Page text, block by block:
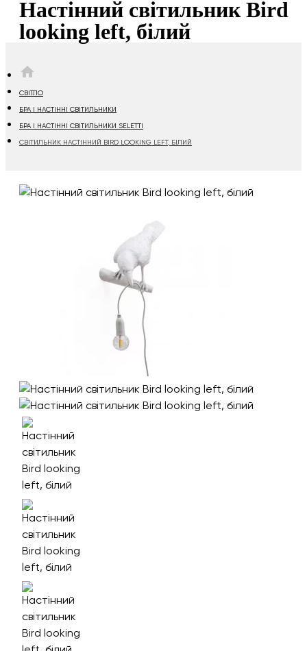
Настінний світильник Bird
looking left, білий
СВІТЛО
БРА І НАСТІННІ СВІТИЛЬНИКИ
БРА І НАСТІННІ СВІТИЛЬНИКИ SELETTI
СВІТИЛЬНИК НАСТІННИЙ BIRD LOOKING LEFT, БІЛИЙ